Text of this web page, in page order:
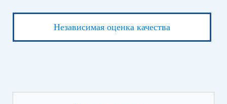
Независимая оценка качества